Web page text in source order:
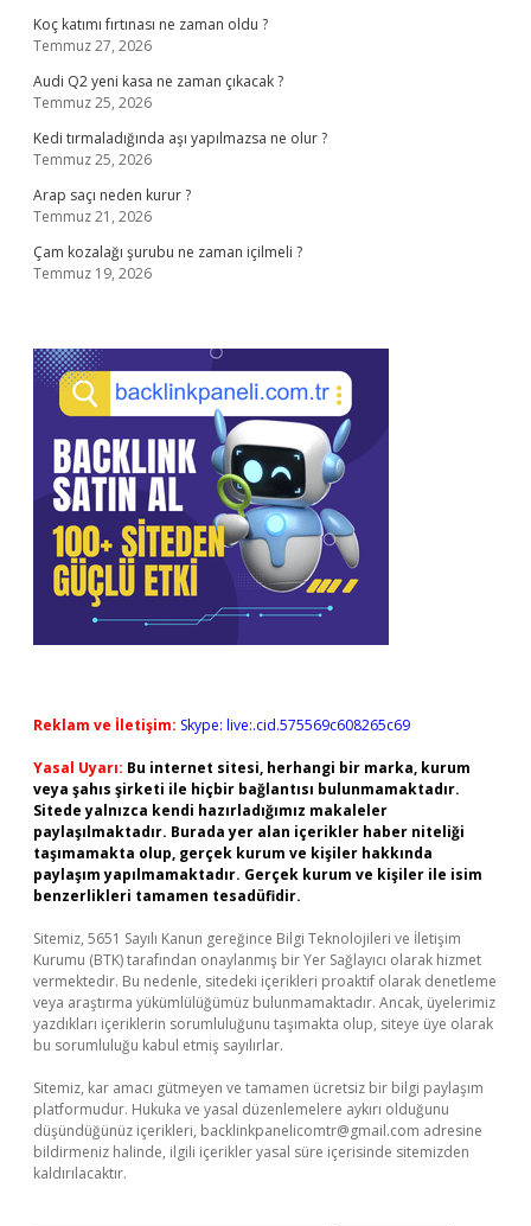
Koç katımı fırtınası ne zaman oldu ?
Temmuz 27, 2026
Audi Q2 yeni kasa ne zaman çıkacak ?
Temmuz 25, 2026
Kedi tırmaladığında aşı yapılmazsa ne olur ?
Temmuz 25, 2026
Arap saçı neden kurur ?
Temmuz 21, 2026
Çam kozalağı şurubu ne zaman içilmeli ?
Temmuz 19, 2026
Reklam ve İletişim: Skype: live:.cid.575569c608265c69
Yasal Uyarı: Bu internet sitesi, herhangi bir marka, kurum
veya şahıs şirketi ile hiçbir bağlantısı bulunmamaktadır.
Sitede yalnızca kendi hazırladığımız makaleler
paylaşılmaktadır. Burada yer alan içerikler haber niteliği
taşımamakta olup, gerçek kurum ve kişiler hakkında
paylaşım yapılmamaktadır. Gerçek kurum ve kişiler ile isim
benzerlikleri tamamen tesadüfidir.
Sitemiz, 5651 Sayılı Kanun gereğince Bilgi Teknolojileri ve İletişim
Kurumu (BTK) tarafından onaylanmış bir Yer Sağlayıcı olarak hizmet
vermektedir. Bu nedenle, sitedeki içerikleri proaktif olarak denetleme
veya araştırma yükümlülüğümüz bulunmamaktadır. Ancak, üyelerimiz
yazdıkları içeriklerin sorumluluğunu taşımakta olup, siteye üye olarak
bu sorumluluğu kabul etmiş sayılırlar.
Sitemiz, kar amacı gütmeyen ve tamamen ücretsiz bir bilgi paylaşım
platformudur. Hukuka ve yasal düzenlemelere aykırı olduğunu
düşündüğünüz içerikleri, backlinkpanelicomtr@gmail.com adresine
bildirmeniz halinde, ilgili içerikler yasal süre içerisinde sitemizden
kaldırılacaktır.